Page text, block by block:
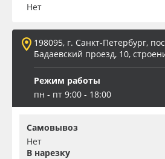
Нет
198095, г. Санкт-Петербург,
Бадаевский проезд, 10,
Режим работы
пн - пт 9:00 - 18:00
Самовывоз
Нет
В нарезку